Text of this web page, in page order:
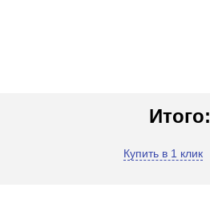
Итого:
Купить в 1 клик